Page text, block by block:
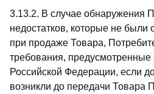
3.13.2. В случае обнаружения
недостатков, которые не
при продаже Товара,
требования, предусмотренные
Российской Федерации, если
возникли до передачи Товара